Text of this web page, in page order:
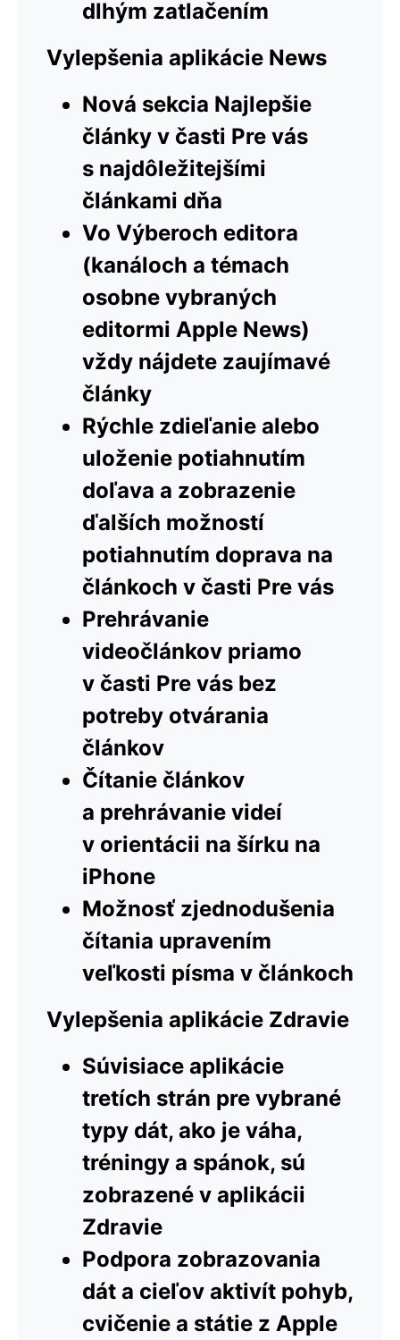
dlhým zatlačením
Vylepšenia aplikácie News
Nová sekcia Najlepšie
články v časti Pre vás
s najdôležitejšími
článkami dňa
Vo Výberoch editora
(kanáloch a témach
osobne vybraných
editormi Apple News)
vždy nájdete zaujímavé
články
Rýchle zdieľanie alebo
uloženie potiahnutím
doľava a zobrazenie
ďalších možností
potiahnutím doprava na
článkoch v časti Pre vás
Prehrávanie
videočlánkov priamo
v časti Pre vás bez
potreby otvárania
článkov
Čítanie článkov
a prehrávanie videí
v orientácii na šírku na
iPhone
Možnosť zjednodušenia
čítania upravením
veľkosti písma v článkoch
Vylepšenia aplikácie Zdravie
Súvisiace aplikácie
tretích strán pre vybrané
typy dát, ako je váha,
tréningy a spánok, sú
zobrazené v aplikácii
Zdravie
Podpora zobrazovania
dát a cieľov aktivít pohyb,
cvičenie a státie z Apple